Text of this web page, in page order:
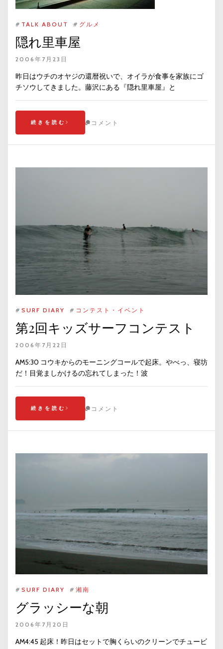
# TALK ABOUT # グルメ
隠れ里車屋
2006年7月23日
昨日はウチのオヤジの還暦祝いで、オイラが食事を家族にゴ
チソウしてきました。藤沢にある『隠れ里車屋』と
続きを読む コメント
# SURF DIARY # コンテスト・イベント
第2回キッズサーフコンテスト
2006年7月22日
AM5:30 コウキからのモーニングコールで起床。やべっ、寝坊
だ！目覚ましかけるの忘れてしまった！波
続きを読む コメント
# SURF DIARY # 湘南
グラッシーな朝
2006年7月20日
AM4:45 起床！昨日はセットで胸くらいのクリーンでチュービ